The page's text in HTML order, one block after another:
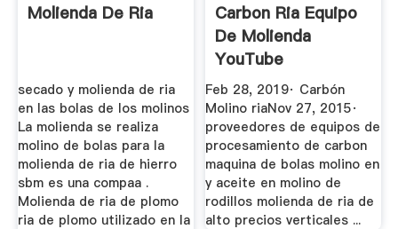
Molienda De Ria
secado y molienda de ria
en las bolas de los molinos
La molienda se realiza
molino de bolas para la
molienda de ria de hierro
sbm es una compaa .
Molienda de ria de plomo
ria de plomo utilizado en la
Carbon Ria Equipo
De Molienda
YouTube
Feb 28, 2019· Carbón
Molino riaNov 27, 2015·
proveedores de equipos de
procesamiento de carbon
maquina de bolas molino en
y aceite en molino de
rodillos molienda de ria de
alto precios verticales ...